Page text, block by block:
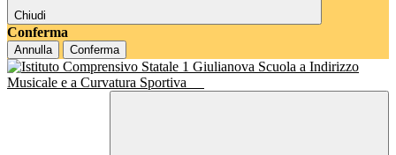
Chiudi
Conferma
Annulla Conferma
Scuola a Indirizzo
Musicale e a Curvatura Sportiva